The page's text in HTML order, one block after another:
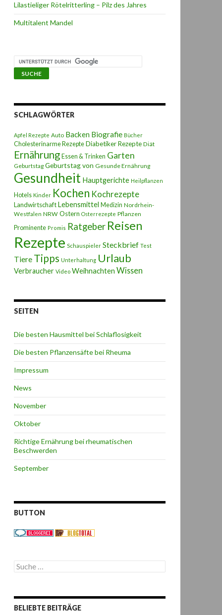
Lilastieliger Rötelritterling – Pilz des Jahres
Multitalent Mandel
SCHLAGWÖRTER
Apfel Rezepte Auto Backen Biografie Bücher
Cholesterinarme Rezepte Diabetiker Rezepte Diät
Ernährung Essen & Trinken Garten
Geburtstag Geburtstag von Gesunde Ernährung
Gesundheit Hauptgerichte Heilpflanzen
Hotels Kinder Kochen Kochrezepte
LandwirtschaftLebensmittel Medizin Nordrhein-
Westfalen NRW Ostern Osterrezepte Pflanzen
Prominente Promis Ratgeber Reisen
Rezepte Schauspieler Steckbrief Test
Tiere Tipps Unterhaltung Urlaub
Verbraucher Video Weihnachten Wissen
SEITEN
Die besten Hausmittel bei Schlaflosigkeit
Die besten Pflanzensäfte bei Rheuma
Impressum
News
November
Oktober
Richtige Ernährung bei rheumatischen
Beschwerden
September
BUTTON
S
u
e
n
BELIEBTE BEITRÄGE